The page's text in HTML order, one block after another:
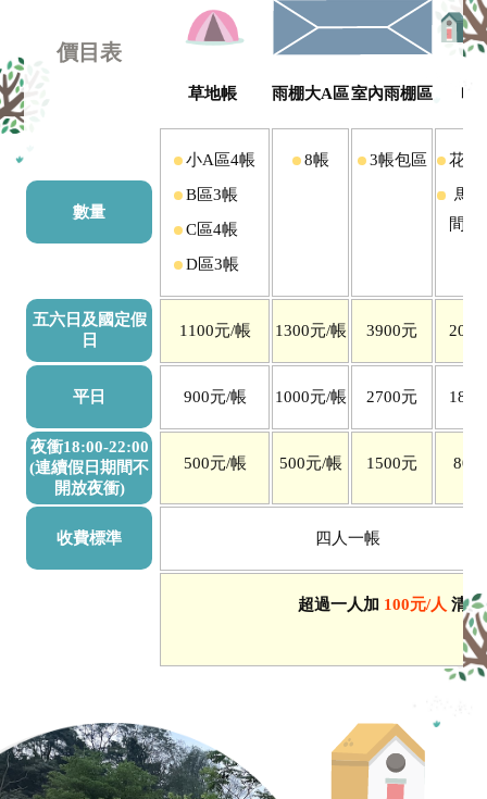
價目表
草地帳 雨棚大A區 室內雨棚區 哈
數量
小A區4帳
B區3帳
C區4帳
D區3帳
8帳 3帳包區
花卉
馬
間
五六日及國定假
日
1100元/帳 1300元/帳 3900元
平日 900元/帳 1000元/帳 2700元
夜衝18:00-22:00
(連續假日期間不
開放夜衝)
500元/帳 500元/帳 1500元 800
收費標準 四人一帳
超過一人加 100元/人 清潔